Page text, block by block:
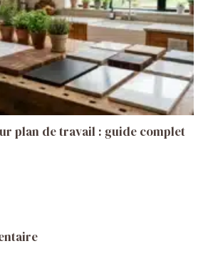
plan de travail : guide complet